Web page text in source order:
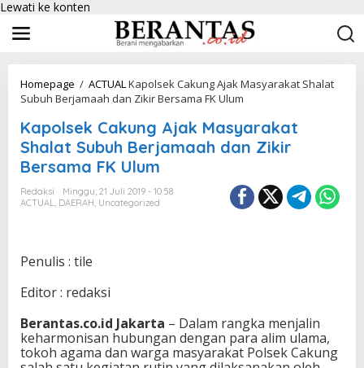
Lewati ke konten
Homepage / ACTUALKapolsek Cakung Ajak Masyarakat Shalat
Subuh Berjamaah dan Zikir Bersama FK Ulum
Kapolsek Cakung Ajak Masyarakat
Shalat Subuh Berjamaah dan Zikir
Bersama FK Ulum
Redaksi
Minggu, 21 Juli 2019 - 10:58
ACTUAL, DAERAH, Uncategorized
Penulis : tile
Editor : redaksi
Berantas.co.id Jakarta – Dalam rangka menjalin
keharmonisan hubungan dengan para alim ulama,
tokoh agama dan warga masyarakat Polsek Cakung